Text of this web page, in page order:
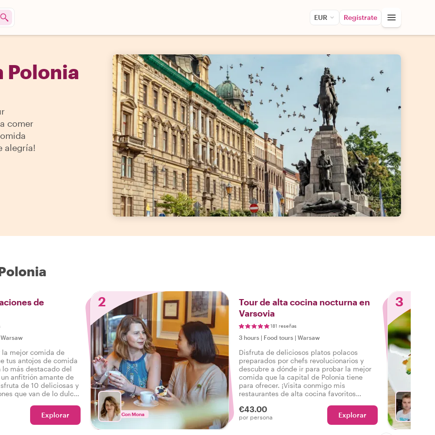
EUR Regístrate
Polonia
comer
alegría!
de
Warsaw
la mejor comida de
tus antojos de comida
más destacado del
anfitrión amante de
de 10 deliciosas y
que van de lo dulce
por Varsovia.
Explorar
2
Con Mona
Tour de alta cocina nocturna en
Varsovia
181 reseñas
3 hours | Food tours | Warsaw
Disfruta de deliciosos platos polacos
preparados por chefs revolucionarios y
descubre a dónde ir para probar la mejor
comida que la capital de Polonia tiene
para ofrecer. ¡Visita conmigo mis
restaurantes de alta cocina favoritos
única! Contáctame para reservar este tour.
€43.00
por persona Explorar
3